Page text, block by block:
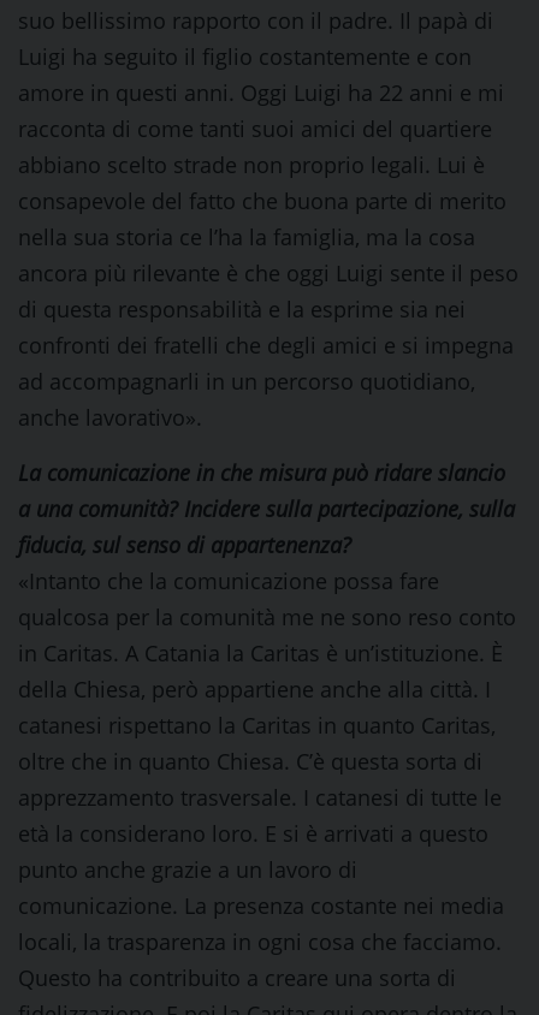
suo bellissimo rapporto con il padre. Il papà di
Luigi ha seguito il figlio costantemente e con
amore in questi anni. Oggi Luigi ha 22 anni e mi
racconta di come tanti suoi amici del quartiere
abbiano scelto strade non proprio legali. Lui è
consapevole del fatto che buona parte di merito
nella sua storia ce l’ha la famiglia, ma la cosa
ancora più rilevante è che oggi Luigi sente il peso
di questa responsabilità e la esprime sia nei
confronti dei fratelli che degli amici e si impegna
ad accompagnarli in un percorso quotidiano,
anche lavorativo».
La comunicazione in che misura può ridare slancio
a una comunità? Incidere sulla partecipazione, sulla
fiducia, sul senso di appartenenza?
«Intanto che la comunicazione possa fare
qualcosa per la comunità me ne sono reso conto
in Caritas. A Catania la Caritas è un’istituzione. È
della Chiesa, però appartiene anche alla città. I
catanesi rispettano la Caritas in quanto Caritas,
oltre che in quanto Chiesa. C’è questa sorta di
apprezzamento trasversale. I catanesi di tutte le
età la considerano loro. E si è arrivati a questo
punto anche grazie a un lavoro di
comunicazione. La presenza costante nei media
locali, la trasparenza in ogni cosa che facciamo.
Questo ha contribuito a creare una sorta di